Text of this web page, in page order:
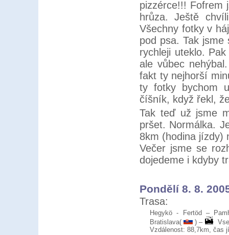
pizzérce!!! Fofrem
hrůza. Ještě
Všechny fotky v
pod psa. Tak jsme
rychleji uteklo.
ale vůbec
fakt ty nejhorší
ty fotky bychom
číšník, když řekl,
Tak teď už jsme
pršet. Normálka.
8km (hodina jízdy)
Večer jsme se
dojedeme i kdyby
Pondělí 8. 8.
Trasa:
Hegykö - Fertöd –
Bratislava(
) –
Vzdálenost: 88,7km, čas